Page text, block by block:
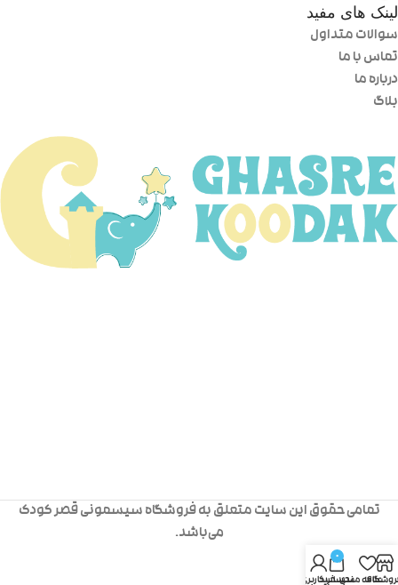
لینک های مفید
سوالات متداول
تماس با ما
درباره ما
بلاگ
تمامی حقوق این سایت متعلق به فروشگاه سیسمونی قصر کودک
می‌باشد.
علاقه مندی
0
سبد خرید
حساب کاربری من